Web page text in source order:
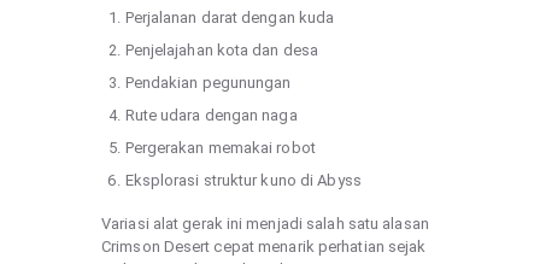
Perjalanan darat dengan kuda
Penjelajahan kota dan desa
Pendakian pegunungan
Rute udara dengan naga
Pergerakan memakai robot
Eksplorasi struktur kuno di Abyss
Variasi alat gerak ini menjadi salah satu alasan
Crimson Desert cepat menarik perhatian sejak